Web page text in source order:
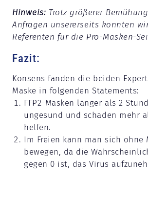
Hinweis: Trotz größerer
Anfragen unsererseits konnten
Referenten für die Pro-Masken-
Fazit:
Konsens fanden die beiden
Maske in folgenden Statements:
FFP2-Masken länger als 2
ungesund und schaden mehr
helfen.
Im Freien kann man sich ohne
bewegen, da die
gegen 0 ist, das Virus